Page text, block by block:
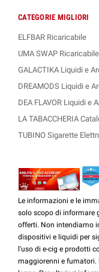
CATEGORIE MIGLIORI
ELFBAR Ricaricabile
UMA SWAP Ricaricabile
GALACTIKA Liquidi e
DREAMODS Liquidi e
DEA FLAVOR Liquidi e
LA TABACCHERIA
TUBINO Sigarette
Le informazioni e le
solo scopo di informare
offerti. Non intendiamo
dispositivi e liquidi per
l'uso di e-cig e prodotti
maggiorenni e